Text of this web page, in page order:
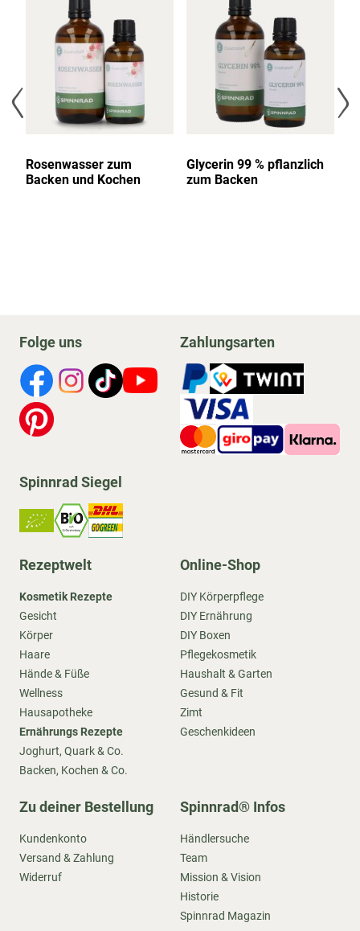
Rosenwasser zum
Backen und Kochen
Glycerin 99 % pflanzlich
zum Backen
Folge uns Zahlungsarten
Spinnrad Siegel
Rezeptwelt
Kosmetik Rezepte
Gesicht
Körper
Haare
Hände & Füße
Wellness
Hausapotheke
Ernährungs Rezepte
Joghurt, Quark & Co.
Backen, Kochen & Co.
Online-Shop
DIY Körperpflege
DIY Ernährung
DIY Boxen
Pflegekosmetik
Haushalt & Garten
Gesund & Fit
Zimt
Geschenkideen
Zu deiner Bestellung
Kundenkonto
Versand & Zahlung
Widerruf
Spinnrad® Infos
Händlersuche
Team
Mission & Vision
Historie
Spinnrad Magazin